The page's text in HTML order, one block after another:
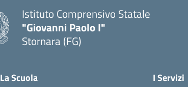
Istituto Comprensivo Statale
"Giovanni Paolo I"
Stornara (FG)
La Scuola I Servizi